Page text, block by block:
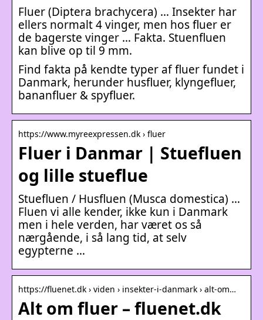
Fluer (Diptera brachycera) … Insekter har
ellers normalt 4 vinger, men hos fluer er
de bagerste vinger … Fakta. Stuenfluen
kan blive op til 9 mm.
Find fakta på kendte typer af fluer fundet i
Danmark, herunder husfluer, klyngefluer,
bananfluer & spyfluer.
https://www.myreexpressen.dk › fluer
Fluer i Danmar | Stuefluen
og lille stueflue
Stuefluen / Husfluen (Musca domestica) …
Fluen vi alle kender, ikke kun i Danmark
men i hele verden, har været os så
nærgående, i så lang tid, at selv
egypterne …
https://fluenet.dk › viden › insekter-i-danmark › alt-om…
Alt om fluer – fluenet.dk